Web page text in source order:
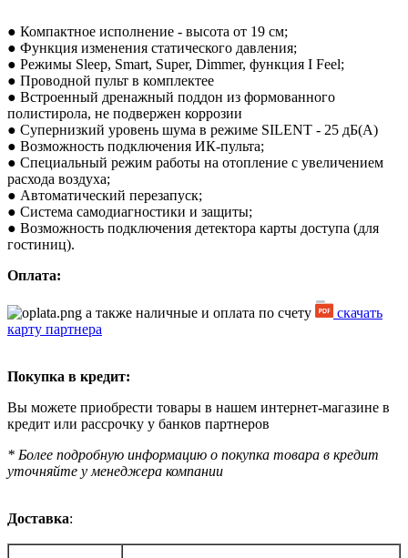
● Компактное исполнение - высота от 19 см;
● Функция изменения статического давления;
● Режимы Sleep, Smart, Super, Dimmer, функция I Feel;
● Проводной пульт в комплектее
● Встроенный дренажный поддон из формованного
полистирола, не подвержен коррозии
● Супернизкий уровень шума в режиме SILENT - 25 дБ(А)
● Возможность подключения ИК-пульта;
● Специальный режим работы на отопление с увеличением
расхода воздуха;
● Автоматический перезапуск;
● Система самодиагностики и защиты;
● Возможность подключения детектора карты доступа (для
гостиниц).
Оплата:
а также наличные и оплата по счету
скачать
карту партнера
Покупка в кредит:
Вы можете приобрести товары в нашем интернет-магазине в
кредит или рассрочку у банков партнеров
* Более подробную информацию о покупка товара в кредит
уточняйте у менеджера компании
Доставка: